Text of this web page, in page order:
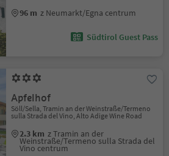
96 m z Neumarkt/Egna centrum
Südtirol Guest Pass
Apfelhof
Söll/Sella, Tramin an der Weinstraße/Termeno
sulla Strada del Vino, Alto Adige Wine Road
2.3 km z Tramin an der
Weinstraße/Termeno sulla Strada del
Vino centrum